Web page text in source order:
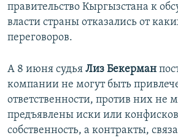
правительство Кыргызстана к
власти страны отказались от
переговоров.
А 8 июня судья Лиз Бекерман
компании не могут быть
ответственности, против них не
предъявлены иски или
собственность, а контракты,